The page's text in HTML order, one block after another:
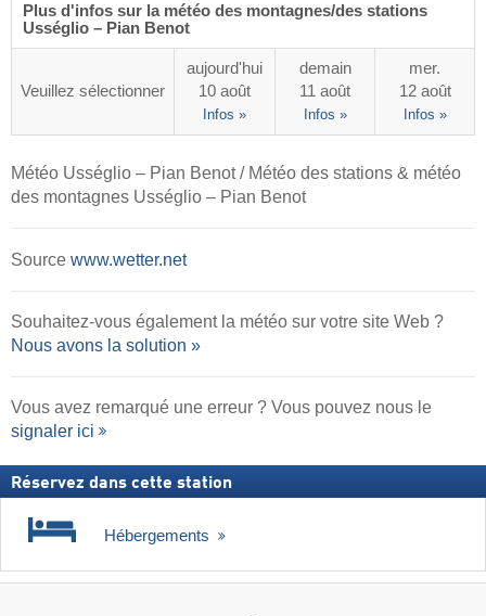
Plus d'infos sur la météo des montagnes/des stations
Usséglio – Pian Benot
Veuillez sélectionner
aujourd'hui
10 août
Infos »
demain
11 août
Infos »
mer.
12 août
Infos »
Météo Usséglio – Pian Benot / Météo des stations & météo
des montagnes Usséglio – Pian Benot
Source www.wetter.net
Souhaitez-vous également la météo sur votre site Web ?
Nous avons la solution »
Vous avez remarqué une erreur ? Vous pouvez nous le
signaler ici
Réservez dans cette station
Hébergements